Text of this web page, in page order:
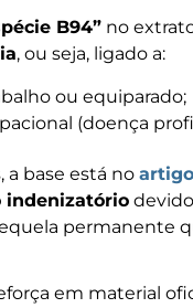
B94” no
, ou seja, ligado a:
ou equiparado;
(doença
a base está no artigo
indenizatório
permanente
em material